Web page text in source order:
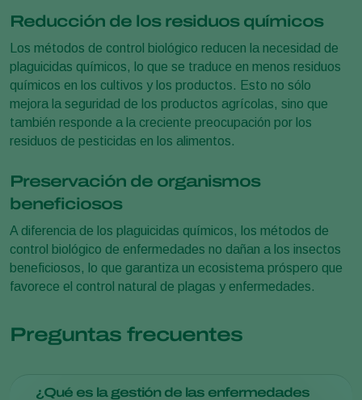
Reducción de los residuos químicos
Los métodos de control biológico reducen la necesidad de
plaguicidas químicos, lo que se traduce en menos residuos
químicos en los cultivos y los productos. Esto no sólo
mejora la seguridad de los productos agrícolas, sino que
también responde a la creciente preocupación por los
residuos de pesticidas en los alimentos.
Preservación de organismos
beneficiosos
A diferencia de los plaguicidas químicos, los métodos de
control biológico de enfermedades no dañan a los insectos
beneficiosos, lo que garantiza un ecosistema próspero que
favorece el control natural de plagas y enfermedades.
Preguntas frecuentes
¿Qué es la gestión de las enfermedades